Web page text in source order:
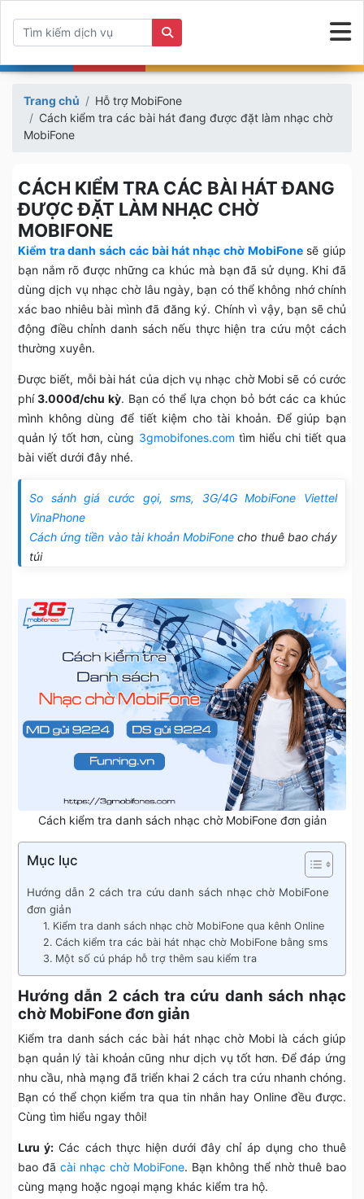
Trang chủ
Hỗ trợ MobiFone
Cách kiểm tra các bài hát đang được đặt làm nhạc chờ
MobiFone
CÁCH KIỂM TRA CÁC BÀI HÁT ĐANG
ĐƯỢC ĐẶT LÀM NHẠC CHỜ
MOBIFONE
Kiểm tra danh sách các bài hát nhạc chờ MobiFonesẽ giúp
bạn nắm rõ được những ca khúc mà bạn đã sử dụng. Khi đã
dùng dịch vụ nhạc chờ lâu ngày, bạn có thể không nhớ chính
xác bao nhiêu bài mình đã đăng ký. Chính vì vậy, bạn sẽ chủ
động điều chỉnh danh sách nếu thực hiện tra cứu một cách
thường xuyên.
Được biết, mỗi bài hát của dịch vụ nhạc chờ Mobi sẽ có cước
phí3.000đ/chu kỳ. Bạn có thể lựa chọn bỏ bớt các ca khúc
mình không dùng để tiết kiệm cho tài khoản. Để giúp bạn
quản lý tốt hơn, cùng 3gmobifones.com tìm hiểu chi tiết qua
bài viết dưới đây nhé.
So sánh giá cước gọi, sms, 3G/4G MobiFone Viettel
VinaPhone
Cách ứng tiền vào tài khoản MobiFone cho thuê bao cháy
túi
Cách kiểm tra danh sách nhạc chờ MobiFone đơn giản
Mục lục
Hướng dẫn 2 cách tra cứu danh sách nhạc chờ MobiFone
đơn giản
1. Kiểm tra danh sách nhạc chờ MobiFone qua kênh Online
2. Cách kiểm tra các bài hát nhạc chờ MobiFone bằng sms
3. Một số cú pháp hỗ trợ thêm sau kiểm tra
Hướng dẫn 2 cách tra cứu danh sách nhạc
chờ MobiFone đơn giản
Kiểm tra danh sách các bài hát nhạc chờ Mobi là cách giúp
bạn quản lý tài khoản cũng như dịch vụ tốt hơn. Để đáp ứng
nhu cầu, nhà mạng đã triển khai 2 cách tra cứu nhanh chóng.
Bạn có thể chọn kiểm tra qua tin nhắn hay Online đều được.
Cùng tìm hiểu ngay thôi!
Lưu ý: Các cách thực hiện dưới đây chỉ áp dụng cho thuê
bao đã cài nhạc chờ MobiFone. Bạn không thể nhờ thuê bao
cùng mạng hoặc ngoại mạng khác kiểm tra hộ.